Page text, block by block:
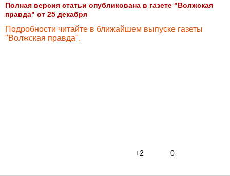
Полная версия статьи опубликована в газете "Волжская
правда" от 25 декабря
Подробности читайте в ближайшем выпуске газеты
"Волжская правда".
+2 0